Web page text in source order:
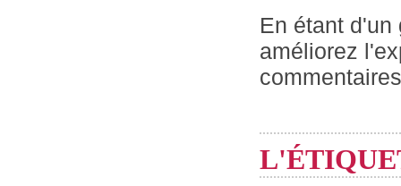
En étant
améliorez